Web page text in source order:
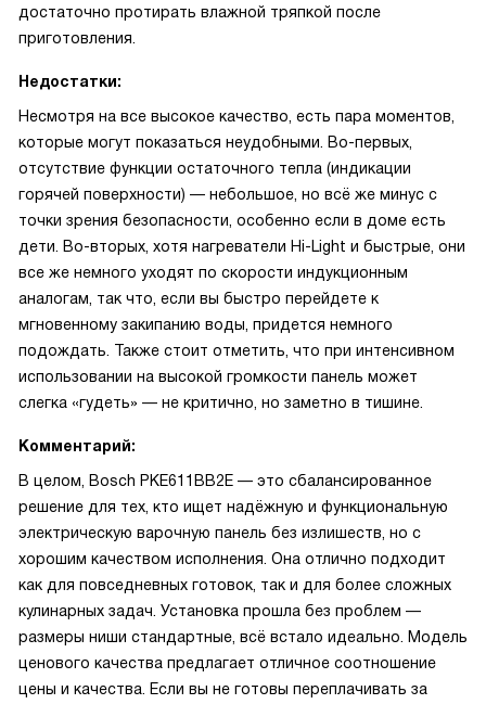
достаточно протирать влажной тряпкой после
приготовления.
Недостатки:
Несмотря на все высокое качество, есть пара моментов,
которые могут показаться неудобными. Во-первых,
отсутствие функции остаточного тепла (индикации
горячей поверхности) — небольшое, но всё же минус с
точки зрения безопасности, особенно если в доме есть
дети. Во-вторых, хотя нагреватели Hi-Light и быстрые, они
все же немного уходят по скорости индукционным
аналогам, так что, если вы быстро перейдете к
мгновенному закипанию воды, придется немного
подождать. Также стоит отметить, что при интенсивном
использовании на высокой громкости панель может
слегка «гудеть» — не критично, но заметно в тишине.
Комментарий:
В целом, Bosch PKE611BB2E — это сбалансированное
решение для тех, кто ищет надёжную и функциональную
электрическую варочную панель без излишеств, но с
хорошим качеством исполнения. Она отлично подходит
как для повседневных готовок, так и для более сложных
кулинарных задач. Установка прошла без проблем —
размеры ниши стандартные, всё встало идеально. Модель
ценового качества предлагает отличное соотношение
цены и качества. Если вы не готовы переплачивать за